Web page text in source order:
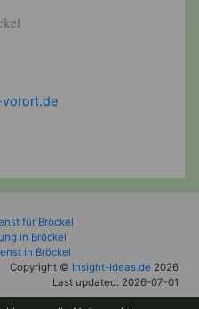
vorort.de
für Bröckel
in Bröckel
in Bröckel
Copyright © Insight-Ideas.de 2026
Last updated: 2026-07-01